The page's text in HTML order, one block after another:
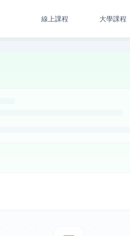
線上課程 大學課程